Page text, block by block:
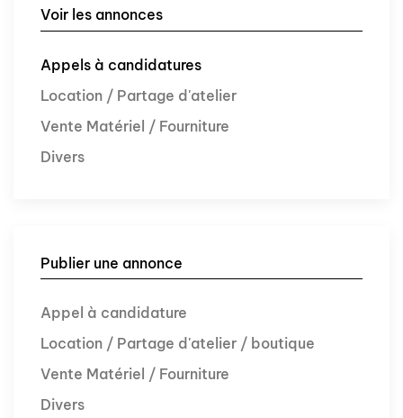
Voir les annonces
Appels à candidatures
Location / Partage d'atelier
Vente Matériel / Fourniture
Divers
Publier une annonce
Appel à candidature
Location / Partage d'atelier / boutique
Vente Matériel / Fourniture
Divers